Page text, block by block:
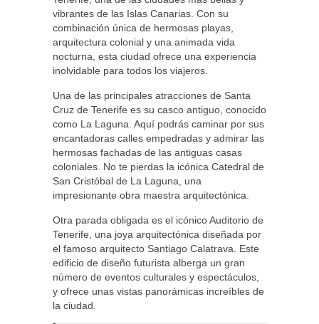
vibrantes de las Islas Canarias. Con su
combinación única de hermosas playas,
arquitectura colonial y una animada vida
nocturna, esta ciudad ofrece una experiencia
inolvidable para todos los viajeros.
Una de las principales atracciones de Santa
Cruz de Tenerife es su casco antiguo, conocido
como La Laguna. Aquí podrás caminar por sus
encantadoras calles empedradas y admirar las
hermosas fachadas de las antiguas casas
coloniales. No te pierdas la icónica Catedral de
San Cristóbal de La Laguna, una
impresionante obra maestra arquitectónica.
Otra parada obligada es el icónico Auditorio de
Tenerife, una joya arquitectónica diseñada por
el famoso arquitecto Santiago Calatrava. Este
edificio de diseño futurista alberga un gran
número de eventos culturales y espectáculos,
y ofrece unas vistas panorámicas increíbles de
la ciudad.